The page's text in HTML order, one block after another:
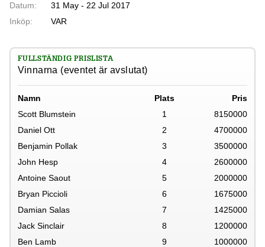
Datum:
31 May - 22 Jul 2017
Inköp:
VAR
FULLSTÄNDIG PRISLISTA
Vinnarna (eventet är avslutat)
Namn Plats
Pris
Scott Blumstein
1
8150000
Daniel Ott
2
4700000
Benjamin Pollak
3
3500000
John Hesp
4
2600000
Antoine Saout
5
2000000
Bryan Piccioli
6
1675000
Damian Salas
7
1425000
Jack Sinclair
8
1200000
Ben Lamb
9
1000000